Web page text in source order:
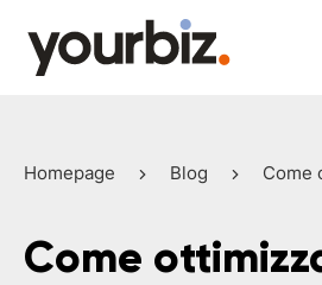
Homepage Blog Come
Come